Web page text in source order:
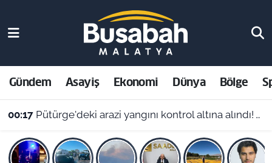
Gündem Asayiş Ekonomi Dünya Bölge
00:17 Pütürge'deki arazi yangını kontrol altına alındı! Vali Yavuz'dan çağrı
Asayiş
Ekonomi
Dünya
Malatya Nöbetçi Eczaneler
Malatya Hava Durumu
Malatya Namaz Vakitleri
Malatya Trafik Yoğunluk Haritası